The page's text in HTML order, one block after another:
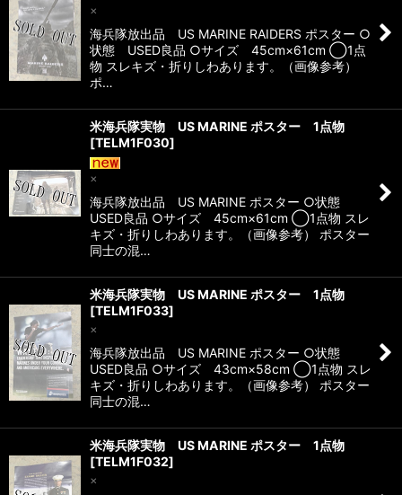
×
海兵隊放出品 US MARINE RAIDERS ポスター ○
状態 USED良品 ○サイズ 45cm×61cm ◯1点
物 スレキズ・折りしわあります。（画像参考）
ポ…
米海兵隊実物 US MARINE ポスター 1点物
[TELM1F030]
×
海兵隊放出品 US MARINE ポスター ○状態
USED良品 ○サイズ 45cm×61cm ◯1点物 スレ
キズ・折りしわあります。（画像参考） ポスター
同士の混…
米海兵隊実物 US MARINE ポスター 1点物
[TELM1F033]
×
海兵隊放出品 US MARINE ポスター ○状態
USED良品 ○サイズ 43cm×58cm ◯1点物 スレ
キズ・折りしわあります。（画像参考） ポスター
同士の混…
米海兵隊実物 US MARINE ポスター 1点物
[TELM1F032]
×